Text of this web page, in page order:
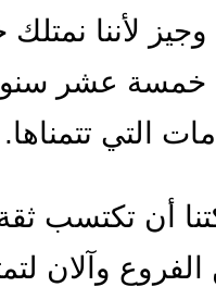
لأننا نمتلك
خمسة عشر
التي تتمناها.
أن تكتسب
الفروع وآلان